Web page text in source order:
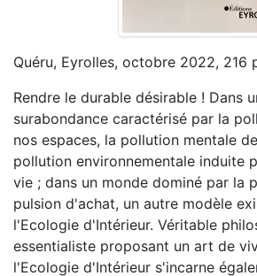
Quéru, Eyrolles, octobre 2022, 216
Rendre le durable désirable ! Dans
surabondance caractérisé par la
nos espaces, la pollution mentale
pollution environnementale induite
vie ; dans un monde dominé par la
pulsion d'achat, un autre modèle
l'Ecologie d'Intérieur. Véritable
essentialiste proposant un art de
l'Ecologie d'Intérieur s'incarne